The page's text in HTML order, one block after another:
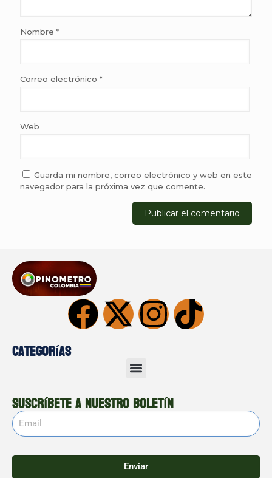
Nombre *
Correo electrónico *
Web
Guarda mi nombre, correo electrónico y web en este
navegador para la próxima vez que comente.
Categorías
Suscríbete a nuestro boletín
Enviar